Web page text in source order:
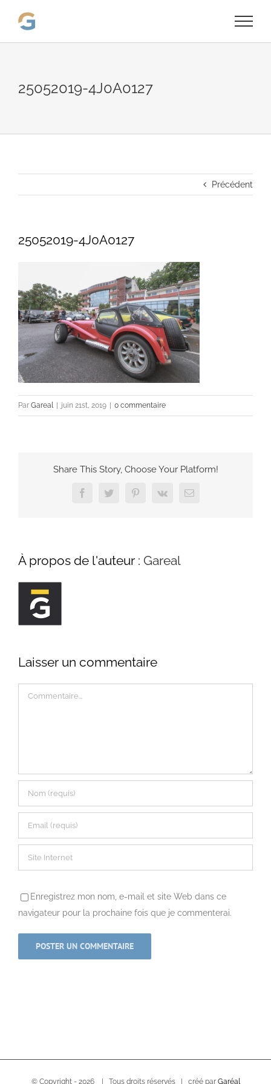
25052019-4J0A0127
Précédent
25052019-4J0A0127
Par Gareal juin 21st, 2019 0 commentaire
Share This Story, Choose Your Platform!
FacebookTwitterPinterest
Vk Email
À propos de l'auteur : Gareal
Laisser un commentaire
Enregistrez mon nom, e-mail et site Web dans ce
navigateur pour la prochaine fois que je commenterai.
© Copyright - 2026 | Tous droits réservés | créé par Garéal